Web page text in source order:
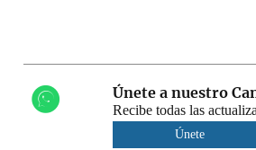
Únete a nuestro
Recibe todas las
Únete